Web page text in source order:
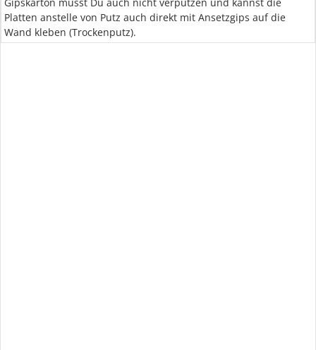
Platten anstelle von Putz auch direkt mit Ansetzgips auf die
Wand kleben (Trockenputz).